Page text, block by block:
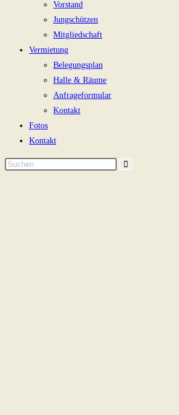
Vorstand
Jungschützen
Mitgliedschaft
Vermietung
Belegungsplan
Halle & Räume
Anfrageformular
Kontakt
Fotos
Kontakt